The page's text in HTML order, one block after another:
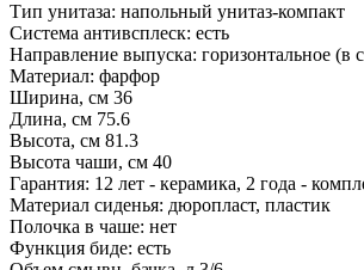
Тип унитаза: напольный унитаз-компакт
Система антивсплеск: есть
Направление выпуска: горизонтальное (в
Материал: фарфор
Ширина, см 36
Длина, см 75.6
Высота, см 81.3
Высота чаши, см 40
Гарантия: 12 лет - керамика, 2 года -
Материал сиденья: дюропласт, пластик
Полочка в чаше: нет
Функция биде: есть